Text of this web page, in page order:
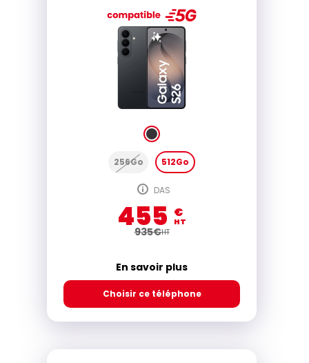
256Go 512Go
DAS
455 €
HT
935€HT
En savoir plus
Choisir ce téléphone